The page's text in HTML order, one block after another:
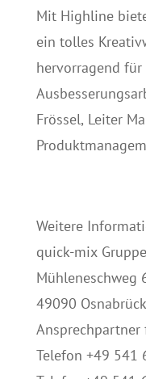
Mit Highline
ein tolles
hervorragend
Frössel, Leiter
Weitere
quick-mix
Mühleneschweg
49090 Osnabrück
Ansprechpartner
Telefon +49 541